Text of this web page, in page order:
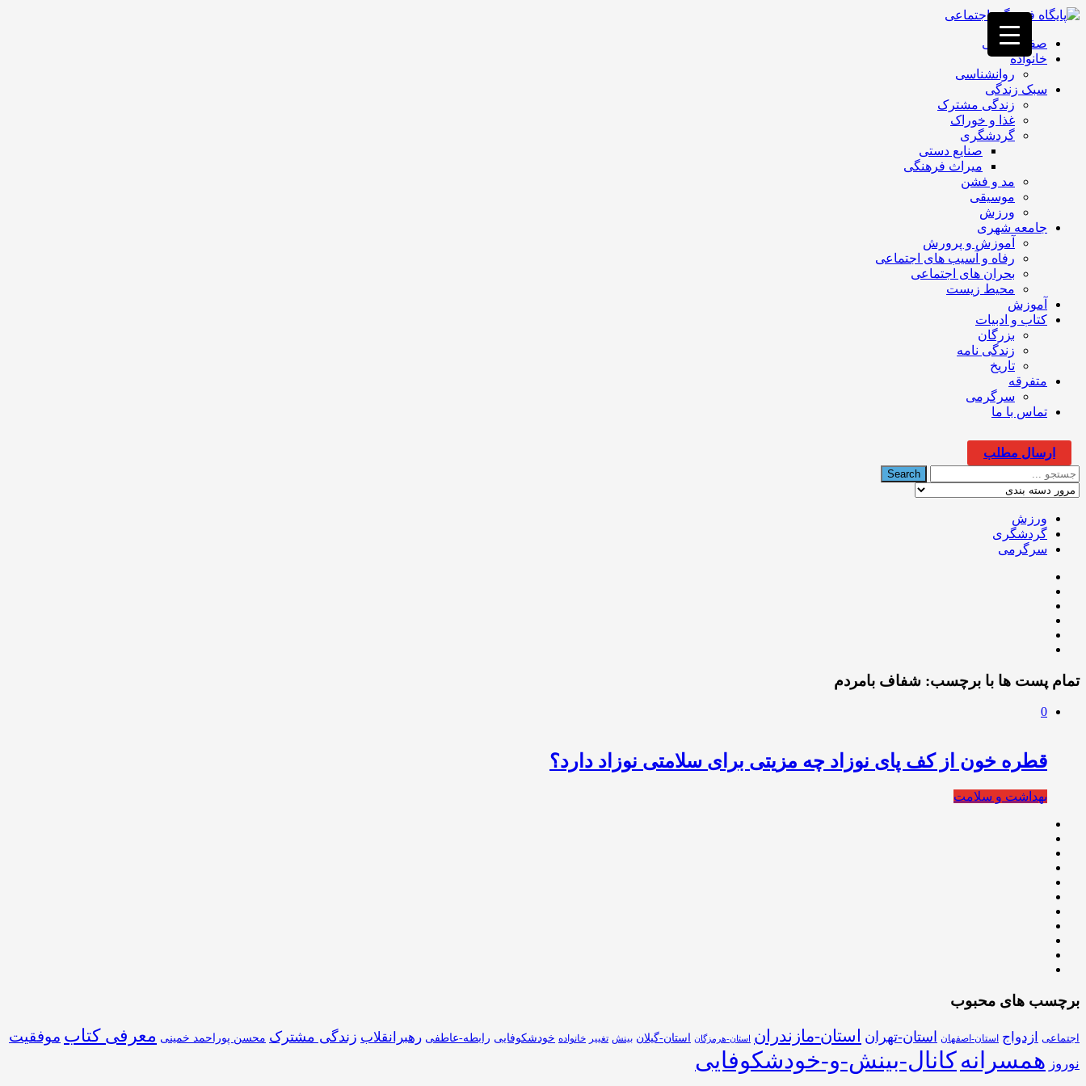
فصد
غرب
تهران
خشکشویی
تصفیه
تهران
صفحه اصلی
خانواده
روانشناسی
سبک زندگی
زندگی مشترک
غذا و خوراک
گردشگری
صنایع دستی
میراث فرهنگی
مد و فشن
موسیقی
ورزش
جامعه شهری
آموزش و پرورش
رفاه و آسیب های اجتماعی
بحران های اجتماعی
محیط زیست
آموزش
کتاب و ادبیات
بزرگان
زندگی نامه
تاریخ
متفرقه
سرگرمی
تماس با ما
ارسال مطلب
ورزش
گردشگری
سرگرمی
تمام پست ها با برچسب: شفاف بامردم
0
قطره خون از کف پای نوزاد چه مزیتی برای سلامتی نوزاد دارد؟
بهداشت و سلامت
برچسب های محبوب
اجتماعی ازدواج استان-اصفهان استان-تهران استان-مازندران استان-هرمزگان استان-گیلان بینش تغییر خانواده خودشکوفایی رابطه-عاطفی رهبرانقلاب زندگی مشترک محسن پوراحمد خمینی معرفی کتاب موفقیت
نوروز همسرانهکانال-بینش-و-خودشکوفایی